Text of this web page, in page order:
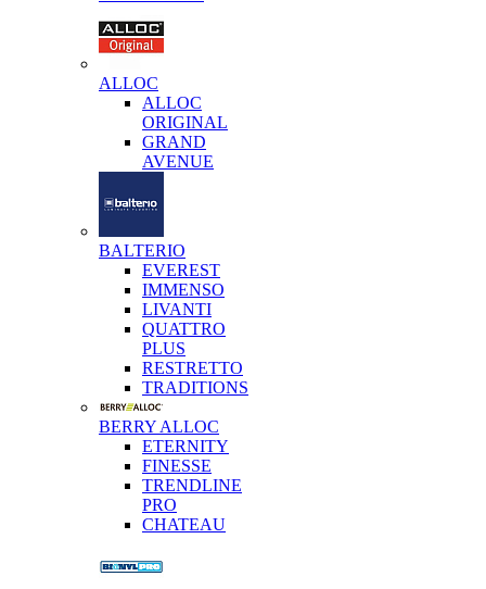
ALLOC
ALLOC
ORIGINAL
GRAND
AVENUE
BALTERIO
EVEREST
IMMENSO
LIVANTI
QUATTRO
PLUS
RESTRETTO
TRADITIONS
BERRY ALLOC
ETERNITY
FINESSE
TRENDLINE
PRO
CHATEAU